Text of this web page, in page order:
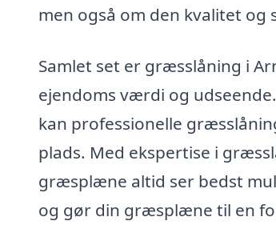
men også om den kvalitet og
Samlet set er græsslåning i
ejendoms værdi og
kan professionelle
plads. Med ekspertise i
græsplæne altid ser bedst
og gør din græsplæne til en